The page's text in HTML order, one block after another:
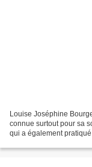
Louise Joséphine
connue surtout pour sa
qui a également